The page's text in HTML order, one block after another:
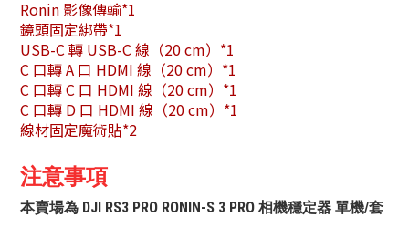
Ronin 影像傳輸*1
鏡頭固定綁帶*1
USB-C 轉 USB-C 線（20 cm）*1
C 口轉 A 口 HDMI 線（20 cm）*1
C 口轉 C 口 HDMI 線（20 cm）*1
C 口轉 D 口 HDMI 線（20 cm）*1
線材固定魔術貼*2
注意事項
本賣場為 DJI RS3 PRO RONIN-S 3 PRO 相機穩定器 單機/套